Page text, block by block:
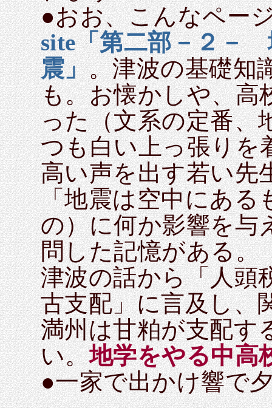
●おお、こんなペ
site「第二部－２
震」。津波の基礎知
も。お懐かしや、高
った（文系の定番、
つも白い上っ張りを
高い声を出す若い先
「地震は空中にある
の）に何か影響を与
問した記憶がある。
津波の話から「人頭
古支配」に言及し、
満州は甘粕が支配す
い。地学をやる中高
●一家で出かけ響で